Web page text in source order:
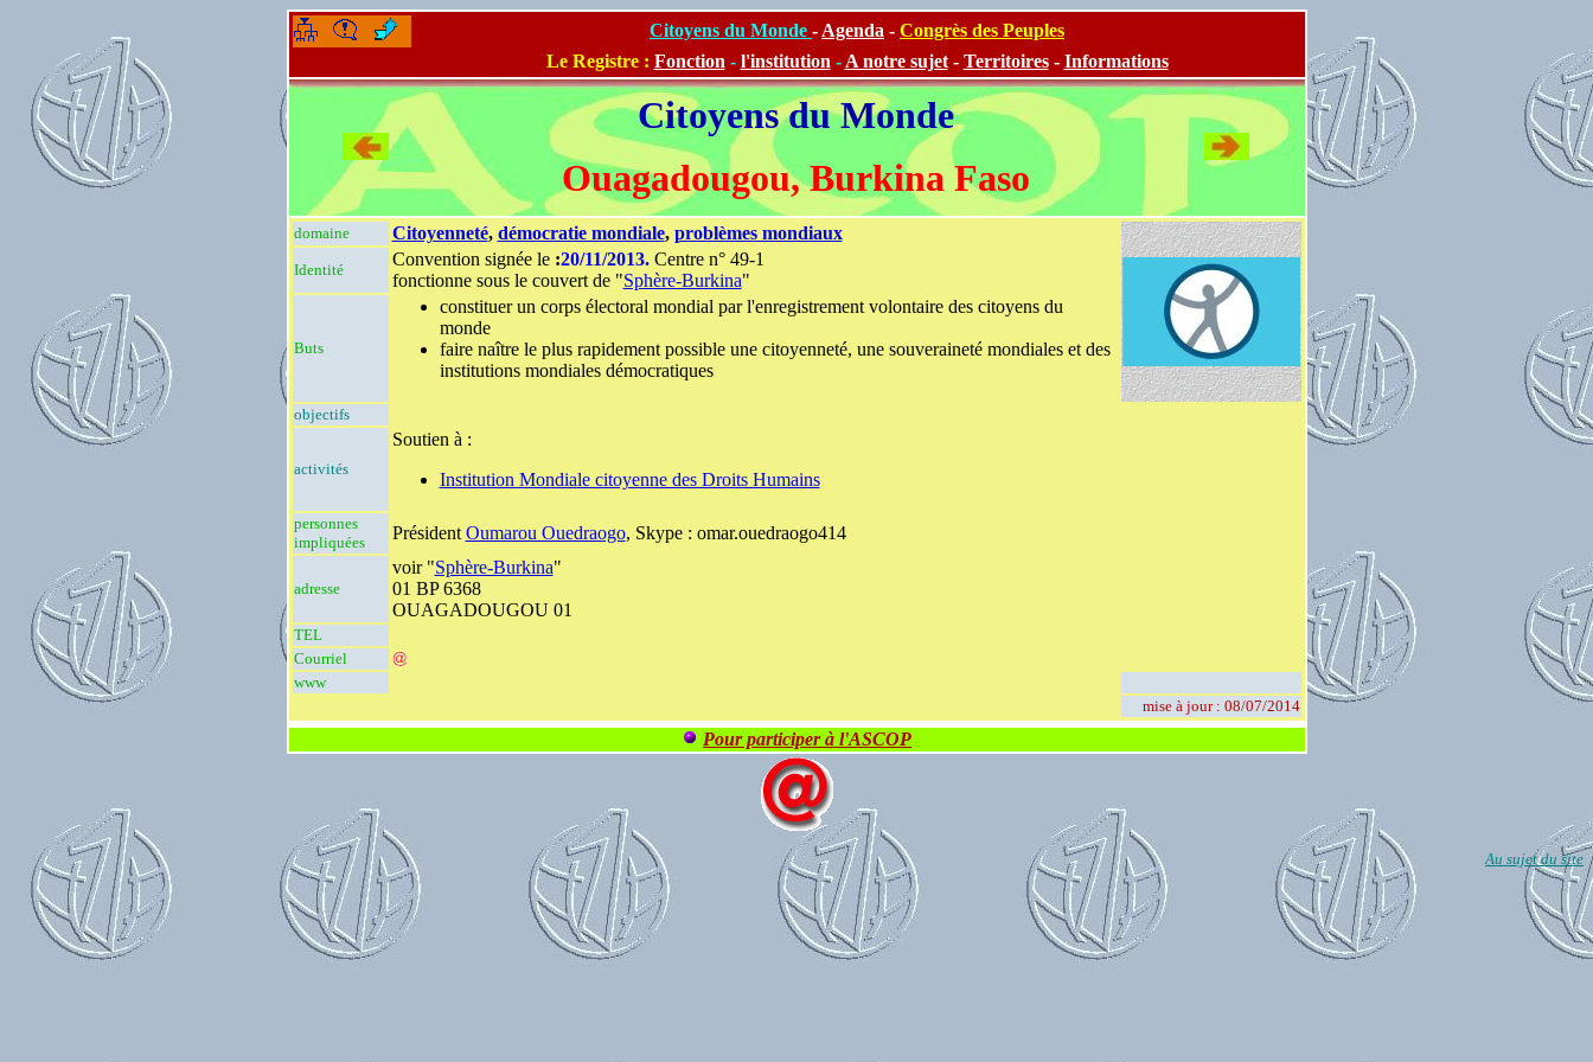
Citoyens du Monde - Agenda - Congrès des Peuples
Le Registre : Fonction - l'institution - A notre sujet- Territoires- Informations
Citoyens du Monde
Ouagadougou, Burkina Faso
domaine Citoyenneté, démocratie mondiale, problèmes mondiaux
Identité
Convention signée le :20/11/2013. Centre n° 49-1
fonctionne sous le couvert de "Sphère-Burkina"
Buts
constituer un corps électoral mondial par l'enregistrement volontaire des citoyens du
monde
faire naître le plus rapidement possible une citoyenneté, une souveraineté mondiales et des
institutions mondiales démocratiques
objectifs
activités
Soutien à :
Institution Mondiale citoyenne des Droits Humains
personnes
impliquées
Président Oumarou Ouedraogo, Skype : omar.ouedraogo414
adresse
voir "Sphère-Burkina"
01 BP 6368
OUAGADOUGOU 01
TEL
Courriel
www
mise à jour : 08/07/2014
Pour participer à l'ASCOP
Au sujet du site